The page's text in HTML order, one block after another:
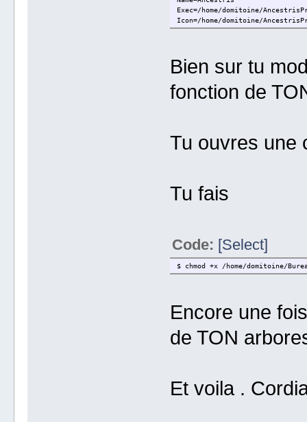
Exec=/home/domitoine/
Icon=/home/domitoine/
Bien sur tu
fonction de
Tu ouvres une
Tu fais
Code: [Select]
$ chmod +x /home/domitoine/
Encore une
de TON
Et voila .